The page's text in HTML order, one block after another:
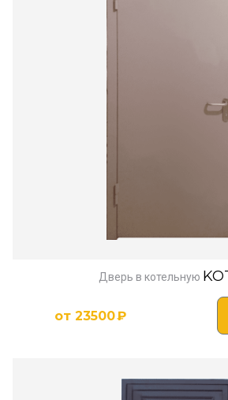
Дверь в котельную
от 23500₽